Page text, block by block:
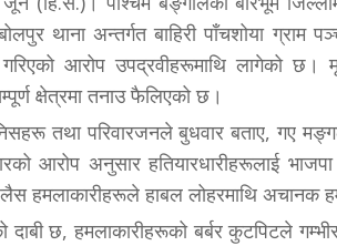
थाना अन्तर्गत बाहिरी पाँचशोया ग्राम
आरोप उपद्रवीहरूमाथि लागेको
क्षेत्रमा तनाउ फैलिएको छ।
तथा परिवारजनले बुधवार बताए, गए
आरोप अनुसार हतियारधारीहरूलाई
लैस हमलाकारीहरूले हाबल लोहरमाथि
दाबी छ, हमलाकारीहरूको बर्बर कुटपिटले